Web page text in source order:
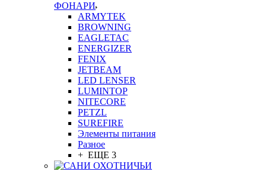
ФОНАРИ
ARMYTEK
BROWNING
EAGLETAC
ENERGIZER
FENIX
JETBEAM
LED LENSER
LUMINTOP
NITECORE
PETZL
SUREFIRE
Элементы питания
Разное
+ ЕЩЕ 3